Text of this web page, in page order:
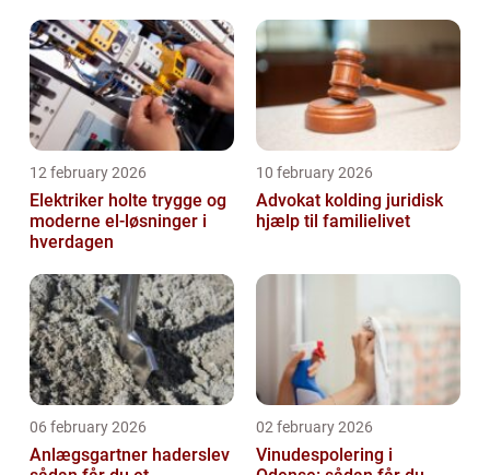
12 february 2026
Elektriker holte trygge og
moderne el-løsninger i
hverdagen
10 february 2026
Advokat kolding juridisk
hjælp til familielivet
06 february 2026
Anlægsgartner haderslev
02 february 2026
Vinudespolering i